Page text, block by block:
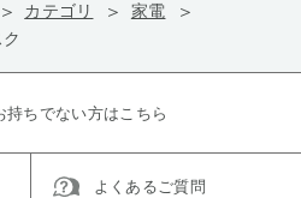
カテゴリ
家電
持ちでない方はこちら
よくあるご質問